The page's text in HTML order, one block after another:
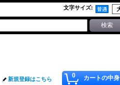
文字サイズ:
0 カートの中身
新規登録はこちら